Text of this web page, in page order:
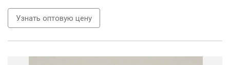
Узнать оптовую цену